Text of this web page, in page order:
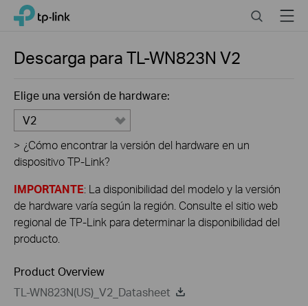
Click
navigation
TP-Link, Reliably Smart SearchMenu
Descarga paraTL-WN823N V2
Elige una versión de hardware:
V2
> ¿Cómo encontrar la versión del hardware en un
dispositivo TP-Link?
IMPORTANTE: La disponibilidad del modelo y la versión
de hardware varía según la región. Consulte el sitio web
regional de TP-Link para determinar la disponibilidad del
producto.
Product Overview
TL-WN823N(US)_V2_Datasheet